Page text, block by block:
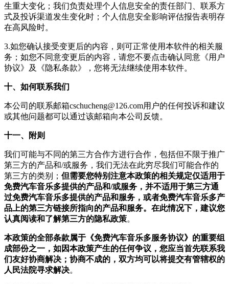
生重大变化；我们负责处理个人信息安全的责任部门、联系方
式及投诉渠道发生变化时；个人信息安全影响评估报告表明存
在高风险时。
3.如您确认接受变更后的内容，则可正常使用本软件的相关服
务；如您不同意变更后的内容，请您不要点击确认同意《用户
协议》及《隐私条款》，您将无法继续使用本软件。
十、如何联系我们
本公司的联系邮箱cschucheng@126.com用户的任何投诉和建议
或其他问题都可以通过该邮箱向本公司反馈。
十一、附则
我们可能与不同的第三方合作方进行合作，包括但不限于推广
第三方的产品和/或服务，我们无法在此穷尽我们可能合作的
第三方的类别； 但需要您特别注意本政策的相关规定仅适用于
免费汽车音乐多提供的产品和/或服务，并不适用于第三方通
过免费汽车音乐多提供的产品和服务，或者免费汽车音乐多产
品上的第三方链接所指向的产品和服务。在此情况下，建议您
认真阅读和了解第三方的隐私政策。
本政策的全部条款属于《免费汽车音乐多服务协议》的重要组
成部份之一，如因本政策产生的任何争议，您应当首先联系我
们友好协商解决；协商不成的，双方均可以将提交有管辖权的
人民法院寻求解决。